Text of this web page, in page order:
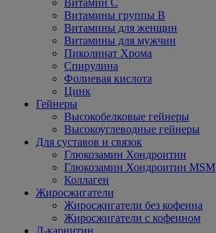
Витамин С
Витамины группы В
Витамины для женщин
Витамины для мужчин
Пиколинат Хрома
Спирулина
Фолиевая кислота
Цинк
Гейнеры
Высокобелковые гейнеры
Высокоуглеводные гейнеры
Для суставов и связок
Глюкозамин Хондроитин
Глюкозамин Хондроитин MSM
Коллаген
Жиросжигатели
Жиросжигатели без кофеина
Жиросжигатели с кофеином
Л-карнитин